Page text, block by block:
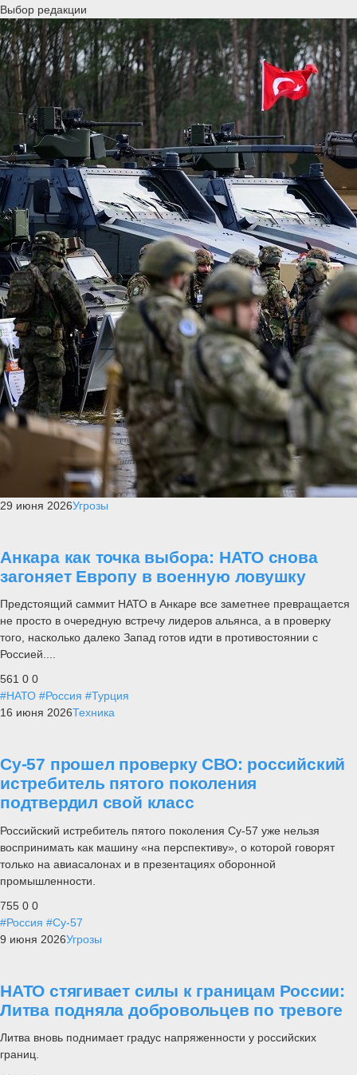
Выбор редакции
29 июня 2026Угрозы
Анкара как точка выбора: НАТО снова
загоняет Европу в военную ловушку
Предстоящий саммит НАТО в Анкаре все заметнее превращается
не просто в очередную встречу лидеров альянса, а в проверку
того, насколько далеко Запад готов идти в противостоянии с
Россией....
561 0 0
#НАТО #Россия #Турция
16 июня 2026Техника
Су-57 прошел проверку СВО: российский
истребитель пятого поколения
подтвердил свой класс
Российский истребитель пятого поколения Су-57 уже нельзя
воспринимать как машину «на перспективу», о которой говорят
только на авиасалонах и в презентациях оборонной
промышленности.
755 0 0
#Россия #Су-57
9 июня 2026Угрозы
НАТО стягивает силы к границам России:
Литва подняла добровольцев по тревоге
Литва вновь поднимает градус напряженности у российских
границ.